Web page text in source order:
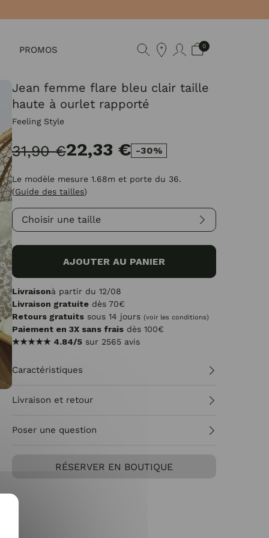
PROMOS 0
Jean femme flare bleu clair taille
haute à ourlet rapporté
Feeling Style
31,90 €22,33 € -30%
Le modèle mesure 1.68m et porte du 36.
(Guide des tailles)
Choisir une taille
AJOUTER AU PANIER
Livraisonà partir du 12/08
Livraison gratuite dès 70€
Retours gratuits sous 14 jours (voir les conditions)
Paiement en 3X sans frais dès 100€
★★★★★ 4.84/5 sur 2565 avis
Caractéristiques
Livraison et retour
Poser une question
RÉSERVER EN BOUTIQUE